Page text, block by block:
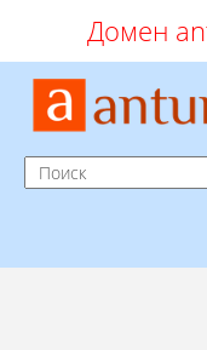
Домен